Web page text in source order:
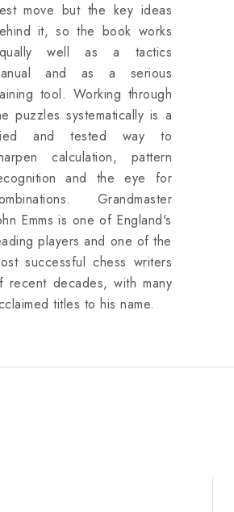
move but the key ideas
it, so the book works
well as a tactics
and as a serious
tool. Working through
puzzles systematically is a
and tested way to
calculation, pattern
and the eye for
Grandmaster
Emms is one of England's
players and one of the
successful chess writers
recent decades, with many
titles to his name.